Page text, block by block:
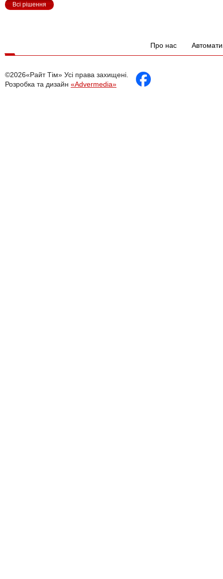
Всі рішення
Про нас
©2026«Райт Тім» Усі права захищені.
Розробка та дизайн «Advermedia»